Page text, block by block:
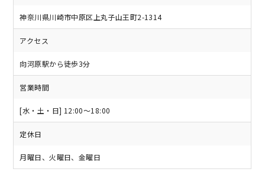
神奈川県川崎市中原区上丸子山王町2-1314
アクセス
向河原駅から徒歩3分
営業時間
[水・土・日] 12:00～18:00
定休日
月曜日、火曜日、金曜日